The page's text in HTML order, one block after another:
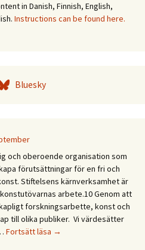
in Danish, Finnish, English,
Instructions can be found here.
Bluesky
och oberoende organisation som
förutsättningar för en fri och
Stiftelsens kärnverksamhet är
arbete.10 Genom att
forskningsarbette, konst och
till olika publiker. Vi värdesätter
Fortsätt läsa Konestiftelsens
→